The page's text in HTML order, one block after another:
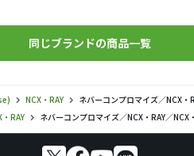
同じブランドの商品一覧
NCX・RAY
ネバーコンプロマイズ／NCX・
・RAY ネバーコンプロマイズ／NCX・RAY／